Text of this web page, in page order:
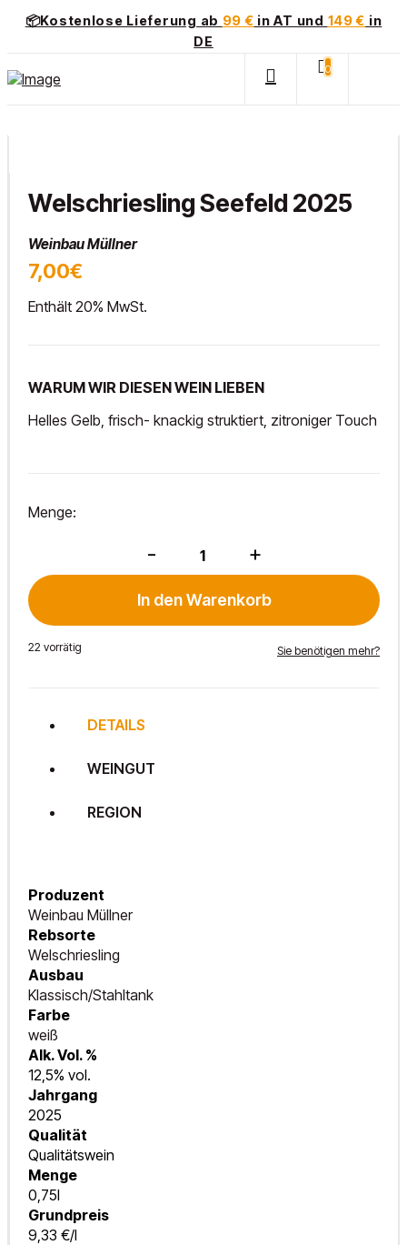
📦Kostenlose Lieferung ab 99 € in AT und 149 € in
DE
0
Welschriesling Seefeld 2025
Weinbau Müllner
7,00€
Enthält 20% MwSt.
WARUM WIR DIESEN WEIN LIEBEN
Helles Gelb, frisch- knackig struktiert, zitroniger Touch
Menge:
-
Seefeld
2025
Menge
+
In den Warenkorb
22 vorrätig Sie benötigen mehr?
DETAILS
WEINGUT
REGION
Produzent
Weinbau Müllner
Rebsorte
Welschriesling
Ausbau
Klassisch/Stahltank
Farbe
weiß
Alk. Vol. %
12,5% vol.
Jahrgang
2025
Qualität
Qualitätswein
Menge
0,75l
Grundpreis
9,33 €/l